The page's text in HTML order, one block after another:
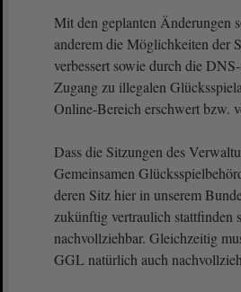
Mit den geplanten Änderungen
anderem die Möglichkeiten der
verbessert sowie durch die
Zugang zu illegalen
Online-Bereich erschwert bzw.
Dass die Sitzungen des
Gemeinsamen
deren Sitz hier in unserem
zukünftig vertraulich stattfinden
nachvollziehbar. Gleichzeitig
GGL natürlich auch